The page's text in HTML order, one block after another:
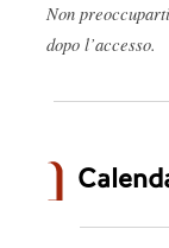
Non
dopo l’accesso.